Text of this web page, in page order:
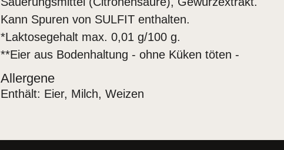
Kann Spuren von SULFIT enthalten.
*Laktosegehalt max. 0,01 g/100 g.
**Eier aus Bodenhaltung - ohne Küken töten -
Allergene
Enthält: Eier, Milch, Weizen